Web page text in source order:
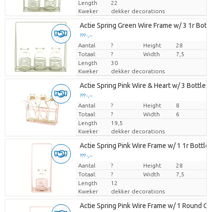
Length
22
Kweker
dekker decorations
Actie Spring Green Wire Frame w/ 3 1r Bottles
??? -,--
Prijs per stuk
Aantal ? Height
28
Totaal:
? Width
7,5
Length
30
Kweker
dekker decorations
Actie Spring Pink Wire & Heart w/ 3 Bottles
??? -,--
Prijs per stuk
Aantal ? Height
8
Totaal:
? Width
6
Length
19,5
Kweker
dekker decorations
Actie Spring Pink Wire Frame w/ 1 1r Bottle
??? -,--
Prijs per stuk
Aantal ? Height
28
Totaal:
? Width
7,5
Length
12
Kweker
dekker decorations
Actie Spring Pink Wire Frame w/ 1 Round